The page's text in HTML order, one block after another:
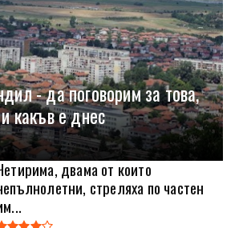
- да поговорим за това,
какъв е днес
двама от които
стреляха по частен